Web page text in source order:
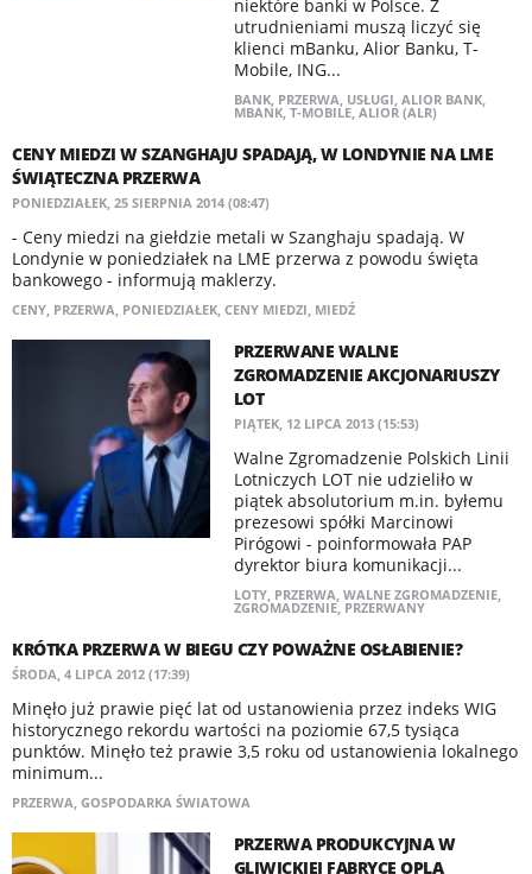
niektóre banki w Polsce. Z
utrudnieniami muszą liczyć się
klienci mBanku, Alior Banku, T-
Mobile, ING...
BANK, PRZERWA, USŁUGI, ALIOR BANK,
MBANK, T-MOBILE, ALIOR (ALR)
CENY MIEDZI W SZANGHAJU SPADAJĄ, W LONDYNIE NA LME
ŚWIĄTECZNA PRZERWA
PONIEDZIAŁEK, 25 SIERPNIA 2014 (08:47)
- Ceny miedzi na giełdzie metali w Szanghaju spadają. W
Londynie w poniedziałek na LME przerwa z powodu święta
bankowego - informują maklerzy.
CENY, PRZERWA, PONIEDZIAŁEK, CENY MIEDZI, MIEDŹ
PRZERWANE WALNE
ZGROMADZENIE AKCJONARIUSZY
LOT
PIĄTEK, 12 LIPCA 2013 (15:53)
Walne Zgromadzenie Polskich Linii
Lotniczych LOT nie udzieliło w
piątek absolutorium m.in. byłemu
prezesowi spółki Marcinowi
Pirógowi - poinformowała PAP
dyrektor biura komunikacji...
LOTY, PRZERWA, WALNE ZGROMADZENIE,
ZGROMADZENIE, PRZERWANY
KRÓTKA PRZERWA W BIEGU CZY POWAŻNE OSŁABIENIE?
ŚRODA, 4 LIPCA 2012 (17:39)
Minęło już prawie pięć lat od ustanowienia przez indeks WIG
historycznego rekordu wartości na poziomie 67,5 tysiąca
punktów. Minęło też prawie 3,5 roku od ustanowienia lokalnego
minimum...
PRZERWA, GOSPODARKA ŚWIATOWA
PRZERWA PRODUKCYJNA W
GLIWICKIEJ FABRYCE OPLA